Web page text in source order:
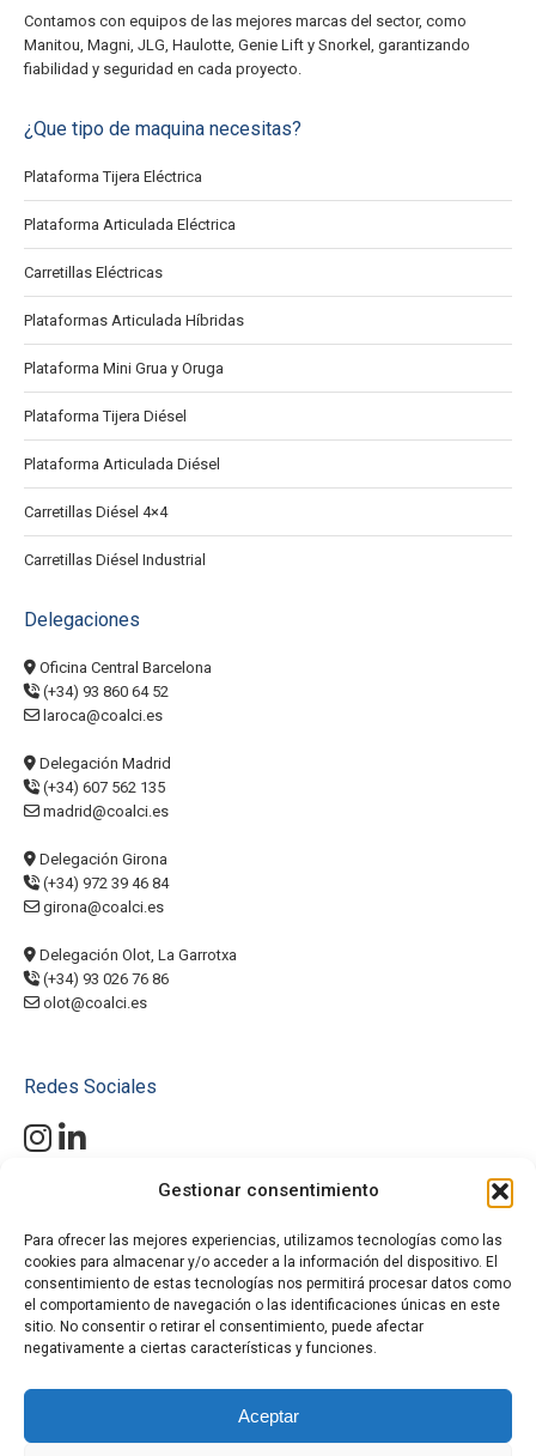
Gestionar consentimiento
Para ofrecer las mejores experiencias, utilizamos tecnologías como las
cookies para almacenar y/o acceder a la información del dispositivo. El
consentimiento de estas tecnologías nos permitirá procesar datos como
el comportamiento de navegación o las identificaciones únicas en este
sitio. No consentir o retirar el consentimiento, puede afectar
negativamente a ciertas características y funciones.
Aceptar
Contamos con equipos de las mejores marcas del sector, como
Manitou, Magni, JLG, Haulotte, Genie Lift y Snorkel, garantizando
fiabilidad y seguridad en cada proyecto.
¿Que tipo de maquina necesitas?
Plataforma Tijera Eléctrica
Plataforma Articulada Eléctrica
Carretillas Eléctricas
Plataformas Articulada Híbridas
Plataforma Mini Grua y Oruga
Plataforma Tijera Diésel
Plataforma Articulada Diésel
Carretillas Diésel 4×4
Carretillas Diésel Industrial
Delegaciones
Oficina Central Barcelona
(+34) 93 860 64 52
laroca@coalci.es
Delegación Madrid
(+34) 607 562 135
madrid@coalci.es
Delegación Girona
(+34) 972 39 46 84
girona@coalci.es
Delegación Olot, La Garrotxa
(+34) 93 026 76 86
olot@coalci.es
Redes Sociales
Mantente al día con nuestras últimas novedades, proyectos y
cómo nuestras soluciones de altura pueden hacer la diferencia en tu
próximo proyecto.¡Únete a nuestra comunidad y no te pierdas
nada!
#SolucionesDeAltura
#PlataformasElevadoras
#ManipuladoresTelescópicos
#ProyectosDeConstrucción